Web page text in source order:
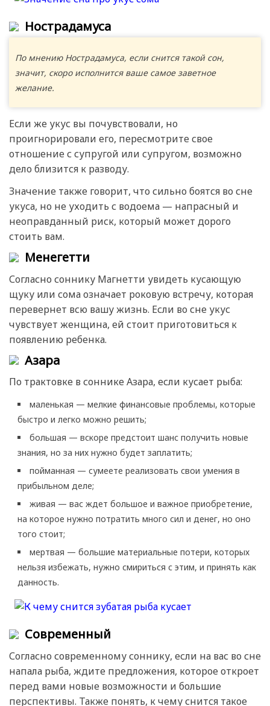
Нострадамуса
По мнению Нострадамуса, если снится такой сон,
значит, скоро исполнится ваше самое заветное
желание.
Если же укус вы почувствовали, но
проигнорировали его, пересмотрите свое
отношение с супругой или супругом, возможно
дело близится к разводу.
Значение также говорит, что сильно боятся во сне
укуса, но не уходить с водоема — напрасный и
неоправданный риск, который может дорого
стоить вам.
Менегетти
Согласно соннику Магнетти увидеть кусающую
щуку или сома означает роковую встречу, которая
перевернет всю вашу жизнь. Если во сне укус
чувствует женщина, ей стоит приготовиться к
появлению ребенка.
Азара
По трактовке в соннике Азара, если кусает рыба:
маленькая — мелкие финансовые проблемы, которые
быстро и легко можно решить;
большая — вскоре предстоит шанс получить новые
знания, но за них нужно будет заплатить;
пойманная — сумеете реализовать свои умения в
прибыльном деле;
живая — вас ждет большое и важное приобретение,
на которое нужно потратить много сил и денег, но оно
того стоит;
мертвая — большие материальные потери, которых
нельзя избежать, нужно смириться с этим, и принять как
данность.
Современный
Согласно современному соннику, если на вас во сне
напала рыба, ждите предложения, которое откроет
перед вами новые возможности и большие
перспективы. Также понять, к чему снится такое